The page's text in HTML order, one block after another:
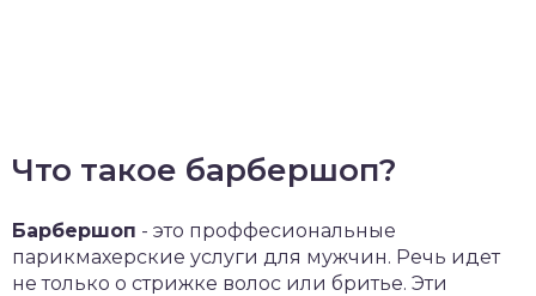
Что такое барбершоп?
Барбершоп - это проффесиональные
парикмахерские услуги для мужчин. Речь идет
не только о стрижке волос или бритье. Эти